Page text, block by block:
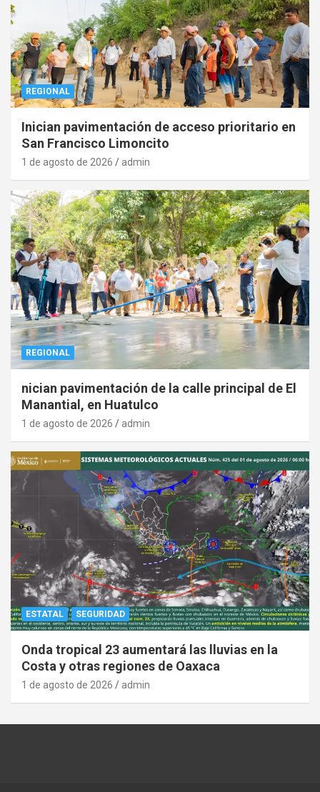
REGIONAL
Inician pavimentación de acceso prioritario en
San Francisco Limoncito
1 de agosto de 2026 admin
REGIONAL
nician pavimentación de la calle principal de El
Manantial, en Huatulco
1 de agosto de 2026 admin
ESTATAL SEGURIDAD
Onda tropical 23 aumentará las lluvias en la
Costa y otras regiones de Oaxaca
1 de agosto de 2026 admin